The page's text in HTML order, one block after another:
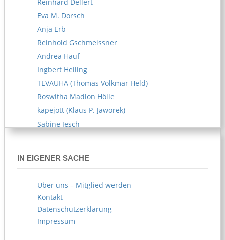
Eva M. Dorsch
Anja Erb
Reinhold Gschmeissner
Andrea Hauf
Ingbert Heiling
TEVAUHA (Thomas Volkmar Held)
Roswitha Madlon Hölle
kapejott (Klaus P. Jaworek)
Sabine Jesch
AKOE (Arife Körblein)
Norbert Köster
IN EIGENER SACHE
Über uns – Mitglied werden
Kontakt
Datenschutzerklärung
Impressum